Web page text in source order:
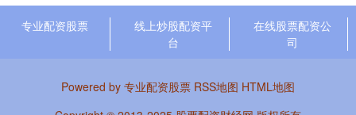
专业配资股票
线上炒股配资平
台
在线股票配资公
司
Powered by 专业配资股票 RSS地图 HTML地图